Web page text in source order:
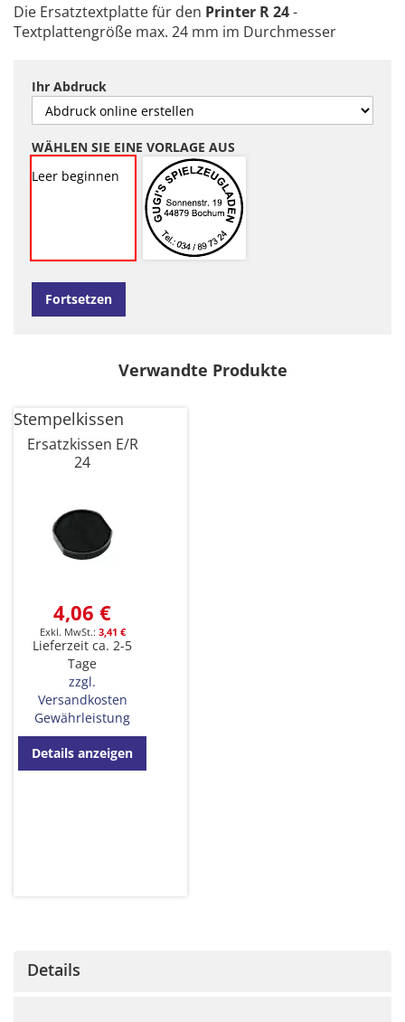
Die Ersatztextplatte für den Printer R 24-
Textplattengröße max. 24 mm im Durchmesser
Ihr Abdruck
WÄHLEN SIE EINE VORLAGE AUS
Leer beginnen
Fortsetzen
Verwandte Produkte
Stempelkissen
Ersatzkissen E/R
24
4,06 €
3,41 €
Lieferzeit ca. 2-5
Tage
zzgl.
Versandkosten
Gewährleistung
Details anzeigen
Details